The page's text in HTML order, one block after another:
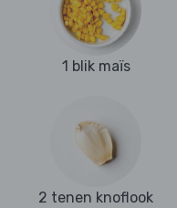
1 blik maïs
2 tenen knoflook